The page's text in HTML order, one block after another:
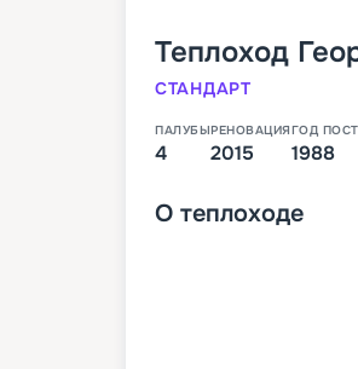
Теплоход
СТАНДАРТ
ПАЛУБЫ
4
РЕНОВАЦИЯ
2015
ГОД
1988
О теплоходе